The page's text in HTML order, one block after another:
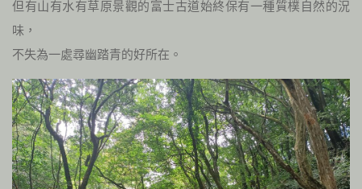
但有山有水有草原景觀的富士古道始終保有一種質樸自然的況
味，
不失為一處尋幽踏青的好所在。